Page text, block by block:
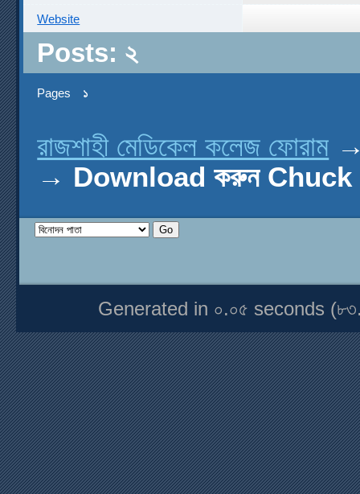
Website
Posts: ২
Pages ১
রাজশাহী মেডিকেল কলেজ ফোরাম
→ Download করুন
Generated in ০.০৫ seconds